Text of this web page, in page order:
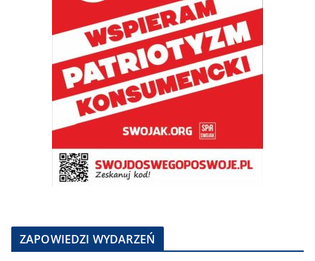
ZAPOWIEDZI WYDARZEŃ